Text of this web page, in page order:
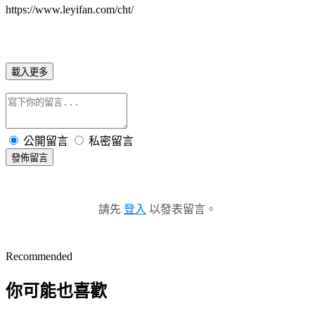
https://www.leyifan.com/cht/
載入更多
公開留言 私密留言
發佈留言
請先 登入 以發表留言。
Recommended
你可能也喜歡